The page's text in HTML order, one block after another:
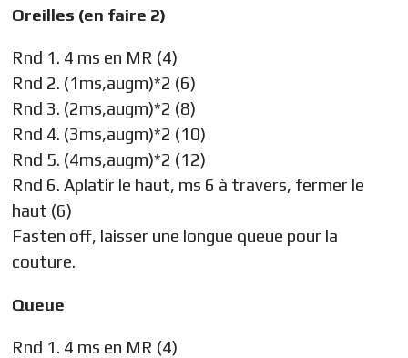
Oreilles (en faire 2)
Rnd 1. 4 ms en MR (4)
Rnd 2. (1ms,augm)*2 (6)
Rnd 3. (2ms,augm)*2 (8)
Rnd 4. (3ms,augm)*2 (10)
Rnd 5. (4ms,augm)*2 (12)
Rnd 6. Aplatir le haut, ms 6 à travers, fermer le
haut (6)
Fasten off, laisser une longue queue pour la
couture.
Queue
Rnd 1. 4 ms en MR (4)